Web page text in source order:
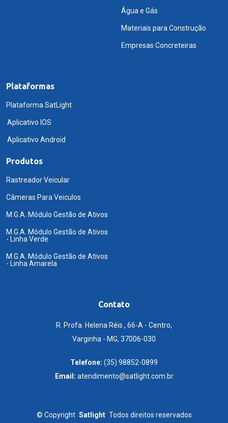
Água e Gás
Materiais para Construção
Empresas Concreteiras
Plataformas
Plataforma SatLight
Aplicativo IOS
Aplicativo Android
Produtos
Rastreador Veicular
Câmeras Para Veiculos
M.G.A. Módulo Gestão de Ativos
M.G.A. Módulo Gestão de Ativos
- Linha Verde
M.G.A. Módulo Gestão de Ativos
- Linha Amarela
Contato
R. Profa. Helena Réis , 66-A - Centro,
Varginha - MG, 37006-030
Telefone: (35) 98852-0899
Email: atendimento@satlight.com.br
© Copyright Satlight Todos direitos reservados